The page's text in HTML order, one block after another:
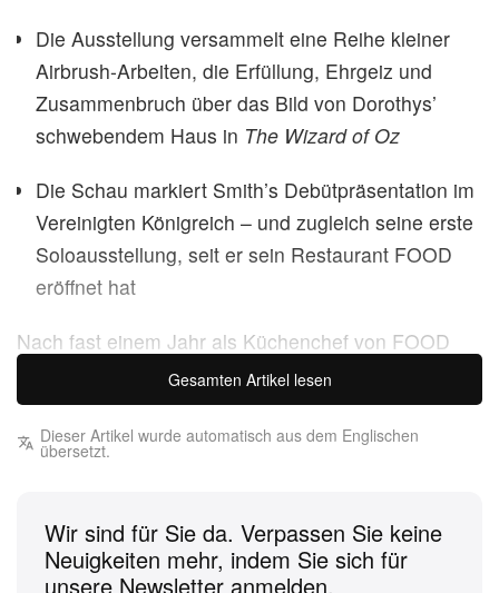
Die Ausstellung versammelt eine Reihe kleiner
Airbrush-Arbeiten, die Erfüllung, Ehrgeiz und
Zusammenbruch über das Bild von Dorothys’
schwebendem Haus in The Wizard of Oz
Die Schau markiert Smith’s Debütpräsentation im
Vereinigten Königreich – und zugleich seine erste
Soloausstellung, seit er sein Restaurant FOOD
eröffnet hat
Nach fast einem Jahr als Küchenchef von FOOD
kehrt Lucien Smith mitBurn Down the House
seiner ersten Solo-Schau im Vereinigten Königreich
bei Kearsey & Gold, zur Leinwand zurück. Noch bis
einziges Motiv drehen: Dorothys’Haus, das vom
Himmel stürzt, ausThe Wizard of Oz.
Gesamten Artikel lesen
Dieser Artikel wurde automatisch aus dem Englischen
übersetzt.
Wir sind für Sie da. Verpassen Sie keine
Neuigkeiten mehr, indem Sie sich für
unsere Newsletter anmelden.